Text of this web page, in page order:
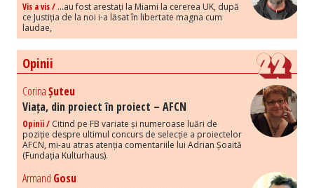
Vis a vis / ...au fost arestați la Miami la cererea UK, după
ce Justiția de la noi i-a lăsat în libertate magna cum
laudae,
Opinii
CorinaȘuteu
Viața, din proiect în proiect – AFCN
Opinii / Citind pe FB variate și numeroase luări de
poziție despre ultimul concurs de selecție a proiectelor
AFCN, mi-au atras atenția comentariile lui Adrian Șoaită
(Fundația Kulturhaus).
Armand Gosu